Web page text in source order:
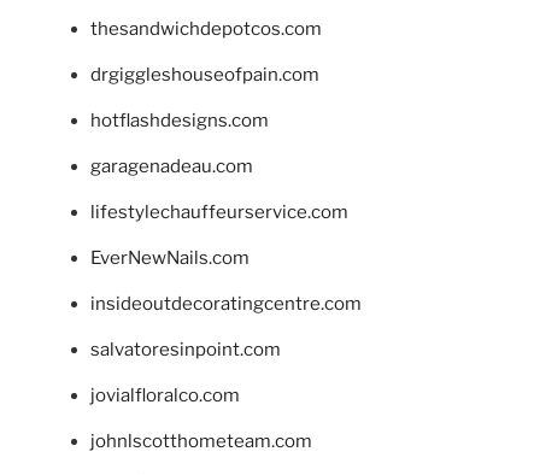
thesandwichdepotcos.com
drgiggleshouseofpain.com
hotflashdesigns.com
garagenadeau.com
lifestylechauffeurservice.com
EverNewNails.com
insideoutdecoratingcentre.com
salvatoresinpoint.com
jovialfloralco.com
johnlscotthometeam.com